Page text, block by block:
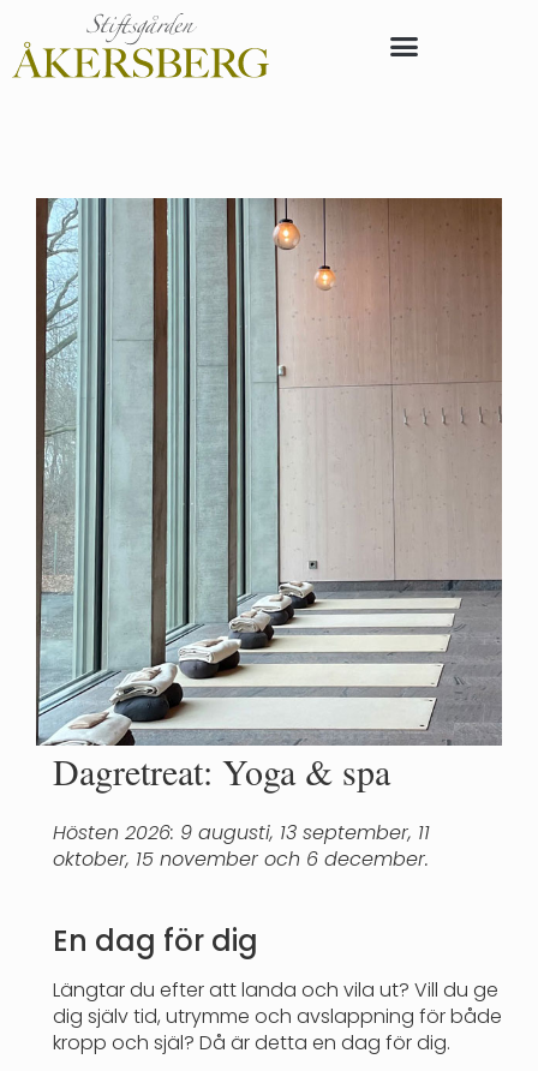
Dagretreat: Yoga & spa
Hösten 2026: 9 augusti, 13 september, 11
oktober, 15 november och 6 december.
En dag för dig
Längtar du efter att landa och vila ut? Vill du ge
dig själv tid, utrymme och avslappning för både
kropp och själ? Då är detta en dag för dig.